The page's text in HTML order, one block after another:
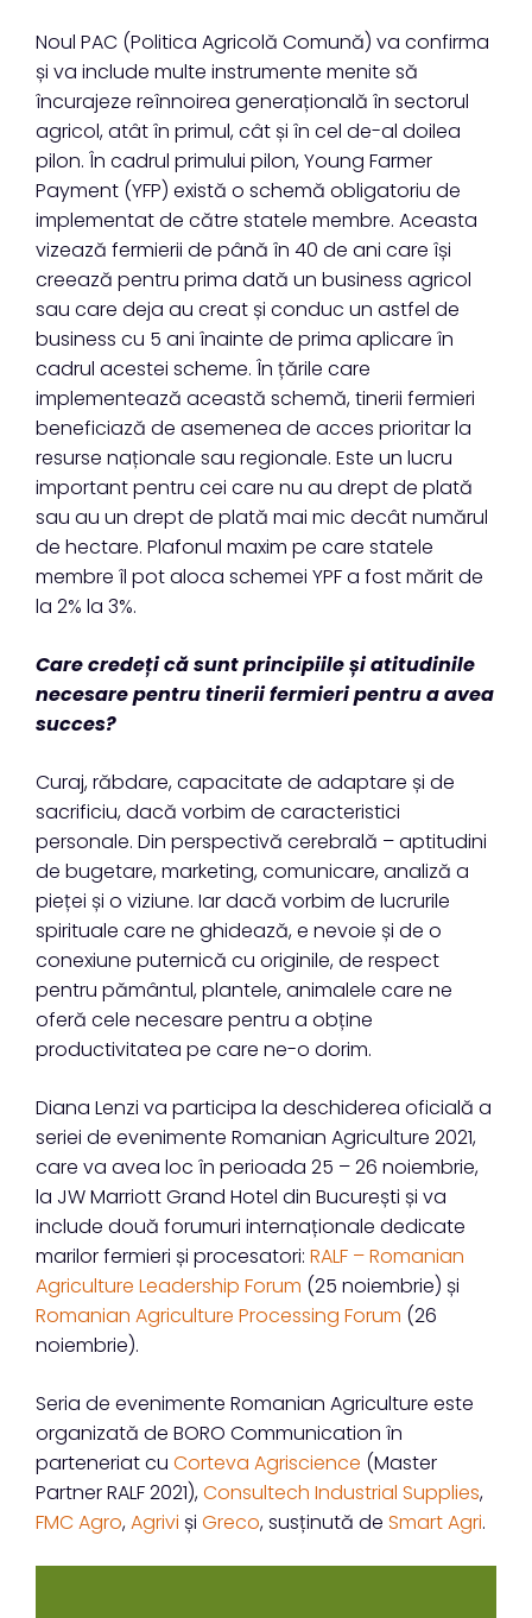
Noul PAC (Politica Agricolă Comună) va confirma
și va include multe instrumente menite să
încurajeze reînnoirea generațională în sectorul
agricol, atât în primul, cât și în cel de-al doilea
pilon. În cadrul primului pilon, Young Farmer
Payment (YFP) există o schemă obligatoriu de
implementat de către statele membre. Aceasta
vizează fermierii de până în 40 de ani care își
creează pentru prima dată un business agricol
sau care deja au creat și conduc un astfel de
business cu 5 ani înainte de prima aplicare în
cadrul acestei scheme. În țările care
implementează această schemă, tinerii fermieri
beneficiază de asemenea de acces prioritar la
resurse naționale sau regionale. Este un lucru
important pentru cei care nu au drept de plată
sau au un drept de plată mai mic decât numărul
de hectare. Plafonul maxim pe care statele
membre îl pot aloca schemei YPF a fost mărit de
la 2% la 3%.
Care credeți că sunt principiile și atitudinile
necesare pentru tinerii fermieri pentru a avea
succes?
Curaj, răbdare, capacitate de adaptare și de
sacrificiu, dacă vorbim de caracteristici
personale. Din perspectivă cerebrală – aptitudini
de bugetare, marketing, comunicare, analiză a
pieței și o viziune. Iar dacă vorbim de lucrurile
spirituale care ne ghidează, e nevoie și de o
conexiune puternică cu originile, de respect
pentru pământul, plantele, animalele care ne
oferă cele necesare pentru a obține
productivitatea pe care ne-o dorim.
Diana Lenzi va participa la deschiderea oficială a
seriei de evenimente Romanian Agriculture 2021,
care va avea loc în perioada 25 – 26 noiembrie,
la JW Marriott Grand Hotel din București și va
include două forumuri internaționale dedicate
marilor fermieri și procesatori: RALF – Romanian
Agriculture Leadership Forum (25 noiembrie) și
Romanian Agriculture Processing Forum (26
noiembrie).
Seria de evenimente Romanian Agriculture este
organizată de BORO Communication în
parteneriat cu Corteva Agriscience (Master
Partner RALF 2021),Consultech Industrial Supplies,
FMC Agro,Agrivi și Greco, susținută de Smart Agri.